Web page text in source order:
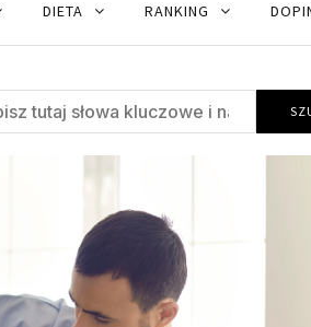
DIETA RANKING